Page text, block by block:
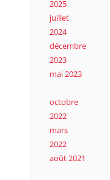
2025
juillet
2024
décembre
2023
mai 2023
octobre
2022
mars
2022
août 2021